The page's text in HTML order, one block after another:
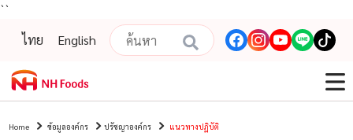
``
ไทย
English
Home ข้อมูลองค์กร ปรัชญาองค์กร แนวทางปฏิบัติ